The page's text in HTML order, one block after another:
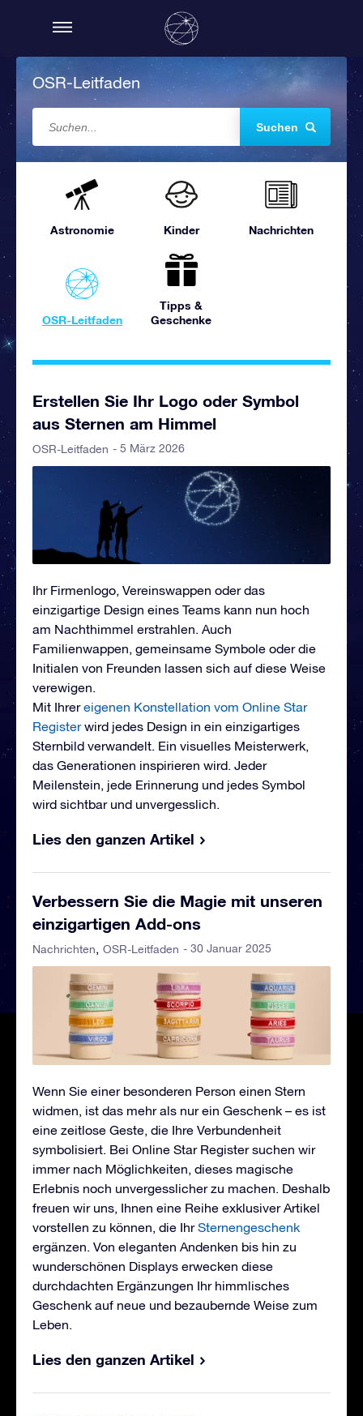
OSR-Leitfaden
Suchen
Astronomie Kinder Nachrichten
OSR-Leitfaden
Tipps &
Geschenke
Erstellen Sie Ihr Logo oder Symbol
aus Sternen am Himmel
OSR-Leitfaden - 5 März 2026
Ihr Firmenlogo, Vereinswappen oder das
einzigartige Design eines Teams kann nun hoch
am Nachthimmel erstrahlen. Auch
Familienwappen, gemeinsame Symbole oder die
Initialen von Freunden lassen sich auf diese Weise
verewigen.
Mit Ihrereigenen Konstellation vom Online Star
Registerwird jedes Design in ein einzigartiges
Sternbild verwandelt. Ein visuelles Meisterwerk,
das Generationen inspirieren wird. Jeder
Meilenstein, jede Erinnerung und jedes Symbol
wird sichtbar und unvergesslich.
Lies den ganzen Artikel
Verbessern Sie die Magie mit unseren
einzigartigen Add-ons
Nachrichten OSR-Leitfaden - 30 Januar 2025
Wenn Sie einer besonderen Person einen Stern
widmen, ist das mehr als nur ein Geschenk – es ist
eine zeitlose Geste, die Ihre Verbundenheit
symbolisiert. Bei Online Star Register suchen wir
immer nach Möglichkeiten, dieses magische
Erlebnis noch unvergesslicher zu machen. Deshalb
freuen wir uns, Ihnen eine Reihe exklusiver Artikel
vorstellen zu können, die IhrSternengeschenk
ergänzen. Von eleganten Andenken bis hin zu
wunderschönen Displays erwecken diese
durchdachten Ergänzungen Ihr himmlisches
Geschenk auf neue und bezaubernde Weise zum
Leben.
Lies den ganzen Artikel